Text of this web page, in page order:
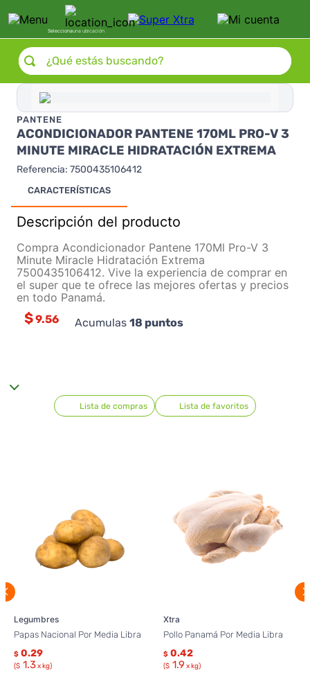
Seleccionauna ubicación
¿Qué estás buscando?
PANTENE
ACONDICIONADOR PANTENE 170ML PRO-V 3
MINUTE MIRACLE HIDRATACIÓN EXTREMA
Referencia: 7500435106412
CARACTERÍSTICAS
Descripción del producto
Compra Acondicionador Pantene 170Ml Pro-V 3
Minute Miracle Hidratación Extrema
7500435106412. Vive la experiencia de comprar en
el super que te ofrece las mejores ofertas y precios
en todo Panamá.
$9.56 Acumulas 18 puntos
Lista de compras Lista de favoritos
Legumbres
Papas Nacional Por Media Libra
$ 0.29
($ 1.3x kg)
Xtra
Pollo Panamá Por Media Libra
$ 0.42
($ 1.9 x kg)